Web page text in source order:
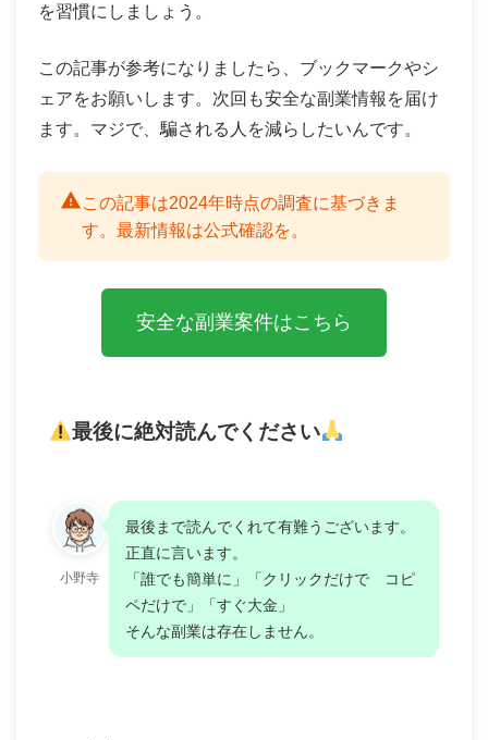
を習慣にしましょう。
この記事が参考になりましたら、ブックマークやシ
ェアをお願いします。次回も安全な副業情報を届け
ます。マジで、騙される人を減らしたいんです。
この記事は2024年時点の調査に基づきま
す。最新情報は公式確認を。
安全な副業案件はこちら
最後に絶対読んでください
小野寺
最後まで読んでくれて有難うございます。
正直に言います。
「誰でも簡単に」「クリックだけで コピ
ペだけで」「すぐ大金」
そんな副業は存在しません。